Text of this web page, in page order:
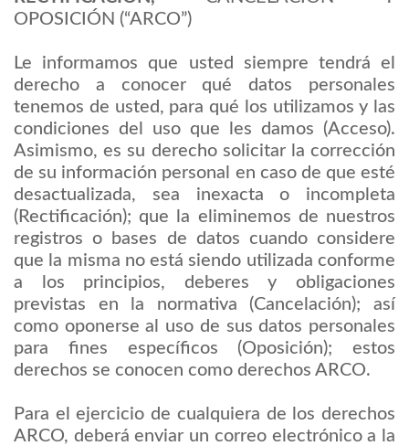
OPOSICIÓN (“ARCO”)
Le informamos que usted siempre tendrá el
derecho a conocer qué datos personales
tenemos de usted, para qué los utilizamos y las
condiciones del uso que les damos (Acceso).
Asimismo, es su derecho solicitar la corrección
de su información personal en caso de que esté
desactualizada, sea inexacta o incompleta
(Rectificación); que la eliminemos de nuestros
registros o bases de datos cuando considere
que la misma no está siendo utilizada conforme
a los principios, deberes y obligaciones
previstas en la normativa (Cancelación); así
como oponerse al uso de sus datos personales
para fines específicos (Oposición); estos
derechos se conocen como derechos ARCO.
Para el ejercicio de cualquiera de los derechos
ARCO, deberá enviar un correo electrónico a la